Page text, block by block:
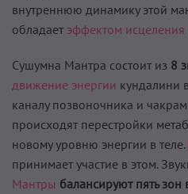
внутреннюю динамику этой
обладает эффектом исцеления
Сушумна Мантра состоит из 8
движение энергии кундалини
каналу позвоночника и
происходят перестройки
новому уровню энергии в теле.
принимает участие в этом.
Мантры балансируют пять